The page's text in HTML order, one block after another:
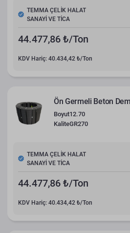
TEMMA ÇELİK HALAT
SANAYİ VE TİCA
44.477,86 ₺/Ton
KDV Hariç: 40.434,42 ₺/Ton
Ön Germeli Beton
Boyut12.70
KaliteGR270
TEMMA ÇELİK HALAT
SANAYİ VE TİCA
44.477,86 ₺/Ton
KDV Hariç: 40.434,42 ₺/Ton